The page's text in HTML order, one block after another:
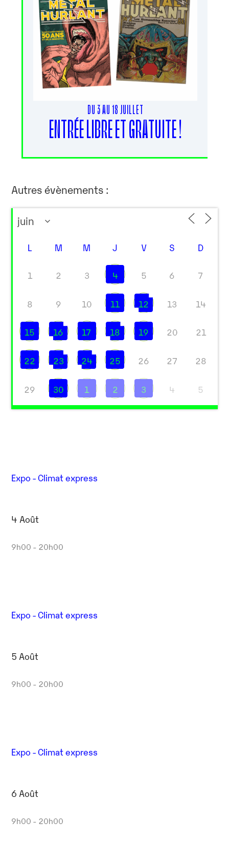
DU 3 AU 18 JUILLET
ENTRÉE LIBRE ET GRATUITE !
Autres évènements :
L M M J V S D
1 2 3 4 5 6 7
8 9 10 11 12 13 14
15 16 17 18 19 20 21
22 23 24 25 26 27 28
29 30 1 2 3 4 5
Expo - Climat express
4 Août
9h00 - 20h00
Expo - Climat express
5 Août
9h00 - 20h00
Expo - Climat express
6 Août
9h00 - 20h00